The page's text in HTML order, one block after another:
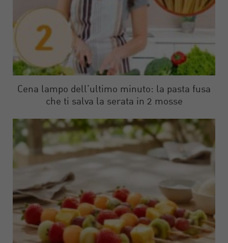
Cena lampo dell’ultimo minuto: la pasta fusa
che ti salva la serata in 2 mosse